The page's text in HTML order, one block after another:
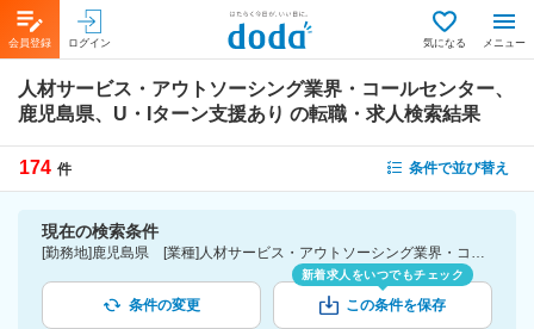
会員登録 ログイン 気になる メニュー
人材サービス・アウトソーシング業界・コールセンター、
鹿児島県、U・Iターン支援あり の転職・求人検索結果
174 件 条件で並び替え
現在の検索条件
[勤務地]鹿児島県 [業種]人材サービス・アウトソーシング業界・コールセンター [詳細条件](待遇・福利厚生)U・Iターン支援あり
条件の変更
新着求人をいつでもチェック
この条件を保存